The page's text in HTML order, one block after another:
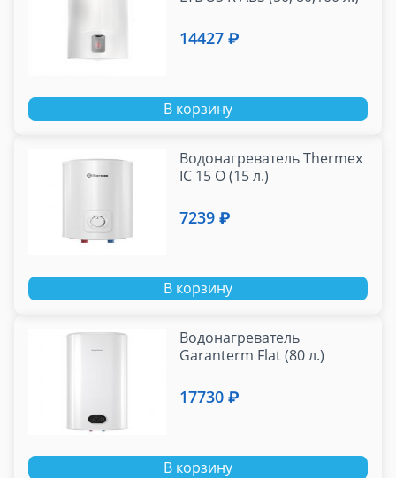
14427 ₽
В корзину
Водонагреватель Thermex
IC 15 O (15 л.)
7239 ₽
В корзину
Водонагреватель
Garanterm Flat (80 л.)
17730 ₽
В корзину